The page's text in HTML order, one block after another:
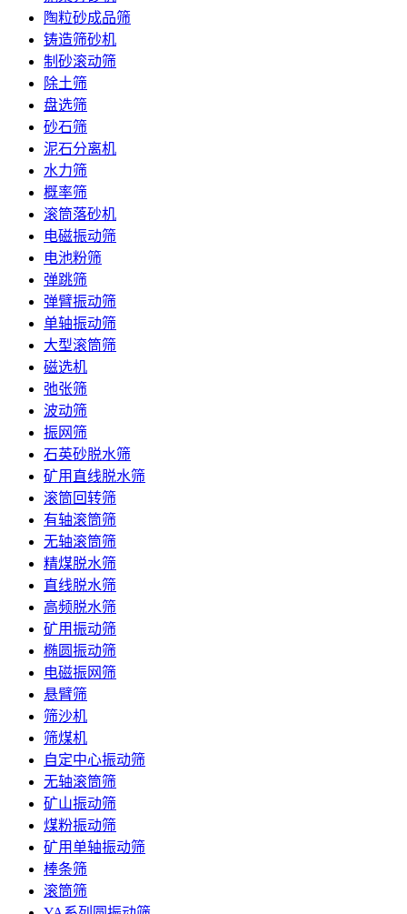
陶粒砂成品筛
铸造筛砂机
制砂滚动筛
除土筛
盘选筛
砂石筛
泥石分离机
水力筛
概率筛
滚筒落砂机
电磁振动筛
电池粉筛
弹跳筛
弹臂振动筛
单轴振动筛
大型滚筒筛
磁选机
弛张筛
波动筛
振网筛
石英砂脱水筛
矿用直线脱水筛
滚筒回转筛
有轴滚筒筛
无轴滚筒筛
精煤脱水筛
直线脱水筛
高频脱水筛
矿用振动筛
椭圆振动筛
电磁振网筛
悬臂筛
筛沙机
筛煤机
自定中心振动筛
无轴滚筒筛
矿山振动筛
煤粉振动筛
矿用单轴振动筛
棒条筛
滚筒筛